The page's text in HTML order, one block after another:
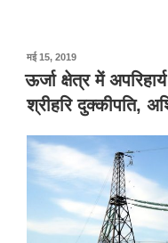
मई 15, 2019पर
प्रकाशित
किया
गया
ऊर्जा क्षेत्र में
श्रीहरि दुक्कीपति,